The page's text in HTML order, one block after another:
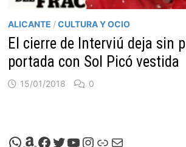
ALICANTE /CULTURA Y OCIO
El cierre de Interviú deja sin
portada con Sol Picó vestida
15/01/2018 0
Canal de Whatsapp de Viscalacant
Comprar en Amazon
Facebook de Viscalacant
Twitter de Viscalacant
Canal de Youtube de Viscalacant
Instagram de Viscalacant
Viscalacant en Polkaverse
Correo electrónico